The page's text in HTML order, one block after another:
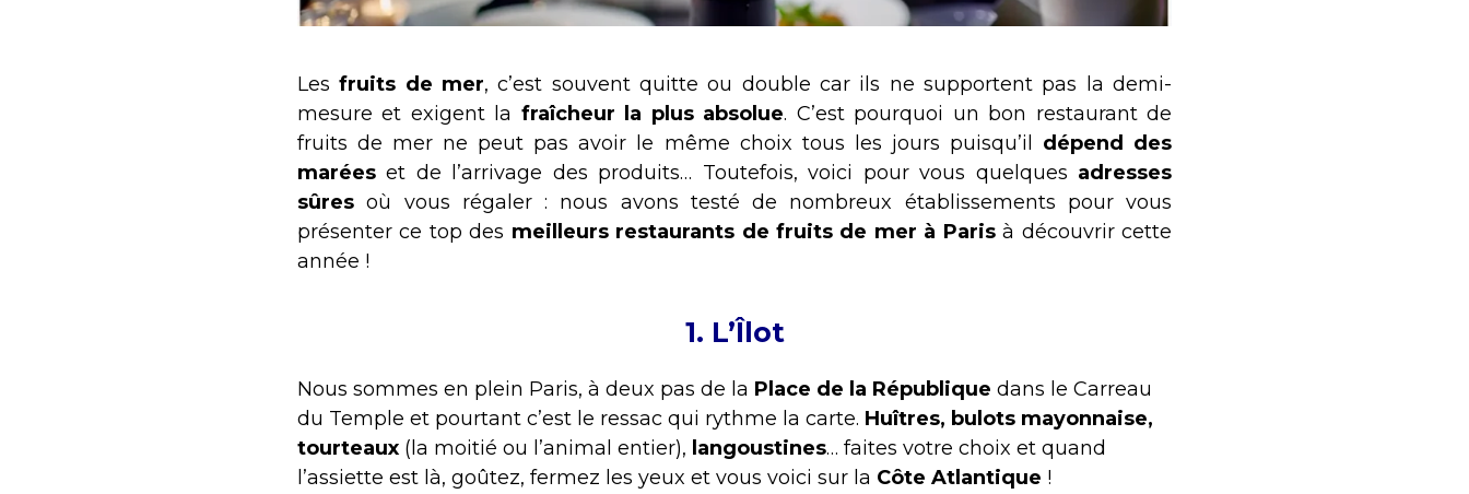
Lesfruits de mer, c’est souvent quitte ou double car ils ne supportent pas la demi-
mesure et exigent la fraîcheur la plus absolue. C’est pourquoi un bon restaurant de
fruits de mer ne peut pas avoir le même choix tous les jours puisqu’il dépend des
marées et de l’arrivage des produits… Toutefois, voici pour vous quelques adresses
sûresoù vous régaler : nous avons testé de nombreux établissements pour vous
présenter ce top des meilleurs restaurants de fruits de mer à Parisà découvrir cette
année !
1. L’Îlot
Nous sommes en plein Paris, à deux pas de la Place de la République dans le Carreau
du Temple et pourtant c’est le ressac qui rythme la carte. Huîtres, bulots mayonnaise,
tourteaux (la moitié ou l’animal entier), langoustines… faites votre choix et quand
l’assiette est là, goûtez, fermez les yeux et vous voici sur la Côte Atlantique !